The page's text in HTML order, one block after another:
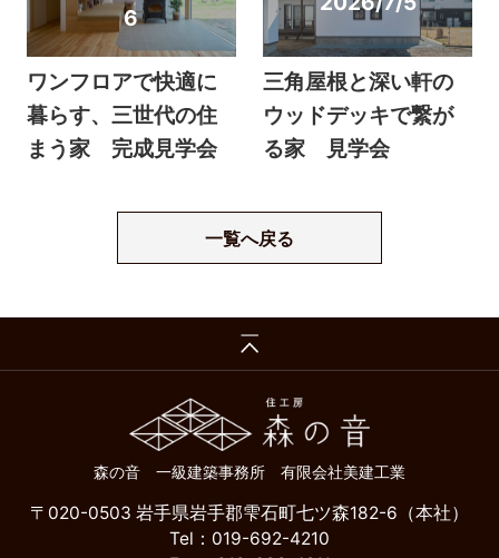
6
ワンフロアで快適に
暮らす、三世代の住
まう家 完成見学会
三角屋根と深い軒の
ウッドデッキで繋が
る家 見学会
一覧へ戻る
森の音 一級建築事務所 有限会社美建工業
〒020-0503 岩手県岩手郡雫石町七ツ森182-6（本社）
Tel：019-692-4210